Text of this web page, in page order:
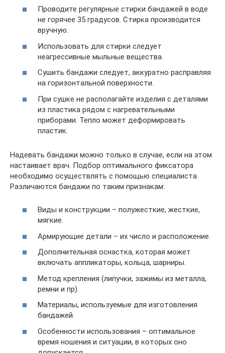
Проводите регулярные стирки бандажей в воде
не горячее 35 градусов. Стирка производится
вручную.
Использовать для стирки следует
неагрессивные мыльные вещества.
Сушить бандажи следует, аккуратно расправляя
на горизонтальной поверхности.
При сушке не располагайте изделия с деталями
из пластика рядом с нагревательными
приборами. Тепло может деформировать
пластик.
Надевать бандажи можно только в случае, если на этом
настаивает врач. Подбор оптимального фиксатора
необходимо осуществлять с помощью специалиста.
Различаются бандажи по таким признакам:
Виды и конструкции – полужесткие, жесткие,
мягкие.
Армирующие детали – их число и расположение.
Дополнительная оснастка, которая может
включать аппликаторы, кольца, шарниры.
Метод крепления (липучки, зажимы из металла,
ремни и пр).
Материалы, используемые для изготовления
бандажей.
Особенности использования – оптимальное
время ношения и ситуации, в которых оно